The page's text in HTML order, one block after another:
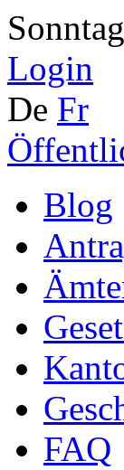
Login
De Fr
Blog
FAQ